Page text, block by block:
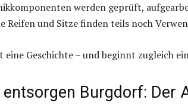
werden geprüft,
Reifen und Sitze finden teils noch
eine Geschichte – und beginnt zugleich
Burgdorf: Der